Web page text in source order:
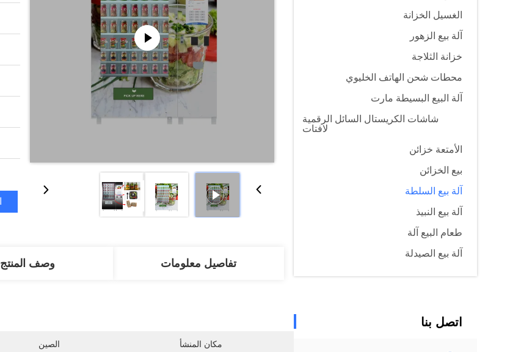
الغسيل الخزانة
آلة بيع الزهور
خزانة الثلاجة
محطات شحن الهاتف الخليوي
آلة البيع البسيطة مارت
شاشات الكريستال السائل الرقمية
لافتات
الأمتعة خزائن
بيع الخزائن
آلة بيع السلطة
آلة بيع النبيذ
طعام البيع آلة
آلة بيع الصيدلة
اتصل بنا
تفاصيل معلومات وصف المنتج
مكان المنشأ الصين